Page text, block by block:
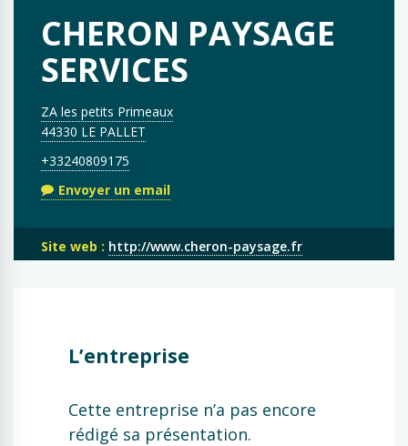
CHERON PAYSAGE
SERVICES
ZA les petits Primeaux
44330 LE PALLET
+33240809175
Envoyer un email
Site web : http://www.cheron-paysage.fr
L’entreprise
Cette entreprise n’a pas encore
rédigé sa présentation.